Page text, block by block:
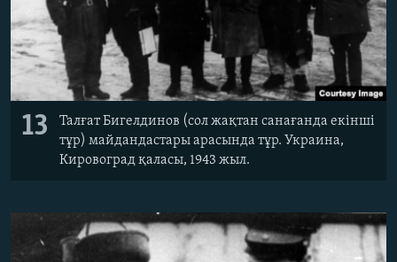
13
Талғат Бигелдинов (сол жақтан санағанда екінші
тұр) майдандастары арасында тұр. Украина,
Кировоград қаласы, 1943 жыл.